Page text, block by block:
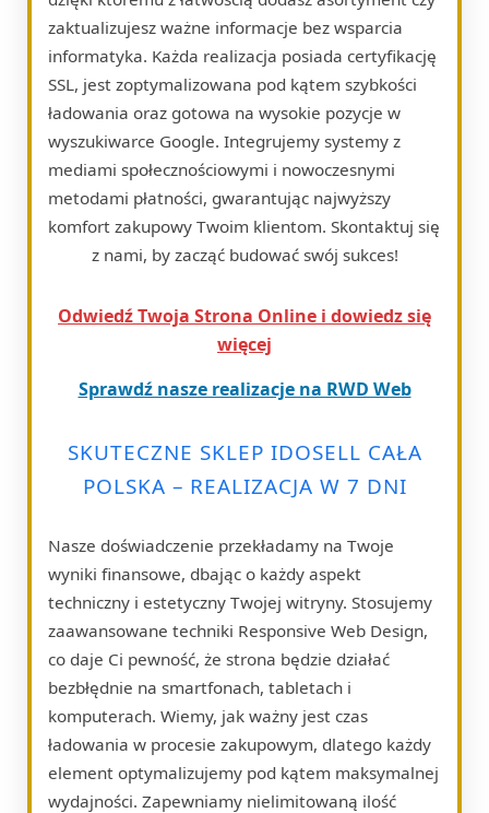
zaktualizujesz ważne informacje bez wsparcia
informatyka. Każda realizacja posiada certyfikację
SSL, jest zoptymalizowana pod kątem szybkości
ładowania oraz gotowa na wysokie pozycje w
wyszukiwarce Google. Integrujemy systemy z
mediami społecznościowymi i nowoczesnymi
metodami płatności, gwarantując najwyższy
komfort zakupowy Twoim klientom. Skontaktuj się
z nami, by zacząć budować swój sukces!
Odwiedź Twoja Strona Online i dowiedz się
więcej
Sprawdź nasze realizacje na RWD Web
SKUTECZNE SKLEP IDOSELL CAŁA
POLSKA – REALIZACJA W 7 DNI
Nasze doświadczenie przekładamy na Twoje
wyniki finansowe, dbając o każdy aspekt
techniczny i estetyczny Twojej witryny. Stosujemy
zaawansowane techniki Responsive Web Design,
co daje Ci pewność, że strona będzie działać
bezbłędnie na smartfonach, tabletach i
komputerach. Wiemy, jak ważny jest czas
ładowania w procesie zakupowym, dlatego każdy
element optymalizujemy pod kątem maksymalnej
wydajności. Zapewniamy nielimitowaną ilość